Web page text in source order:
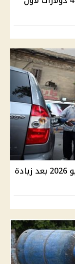
أسعار البنزين والسولار الثلاثاء 16 يونيو 2026 بعد زيادة